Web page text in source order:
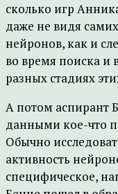
сколько игр
даже не видя
нейронов, как и
во время поиска и
разных стадиях
А потом аспирант
данными кое-что
Обычно
активность
специфическое,